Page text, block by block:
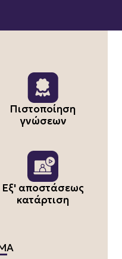
Πιστοποίηση
γνώσεων
Εξ' αποστάσεως
κατάρτιση